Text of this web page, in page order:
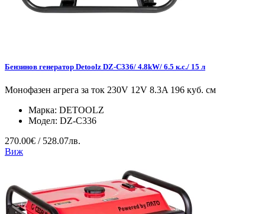
Бензинов генератор Detoolz DZ-C336/ 4.8kW/ 6.5 к.с./ 15 л
Монофазен агрега за ток 230V 12V 8.3A 196 куб. см
Марка: DETOOLZ
Модел: DZ-C336
270.00€ / 528.07лв.
Виж